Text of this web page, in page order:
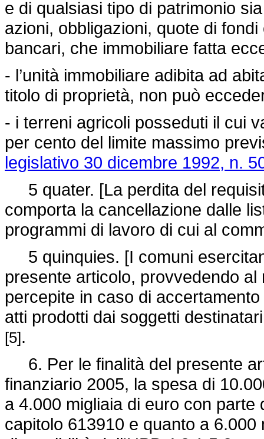
e di qualsiasi tipo di patrimonio
azioni, obbligazioni, quote di
bancari, che immobiliare fatta
- l’unità immobiliare adibita ad
titolo di proprietà, non può
- i terreni agricoli posseduti il cui
per cento del limite massimo
legislativo 30 dicembre 1992, n.
5 quater. [La perdita del
comporta la cancellazione dalle
programmi di lavoro di cui al
5 quinquies. [I comuni
presente articolo, provvedendo
percepite in caso di
atti prodotti dai soggetti
[5].
6. Per le finalità del presente
finanziario 2005, la spesa di
a 4.000 migliaia di euro con
capitolo 613910 e quanto a